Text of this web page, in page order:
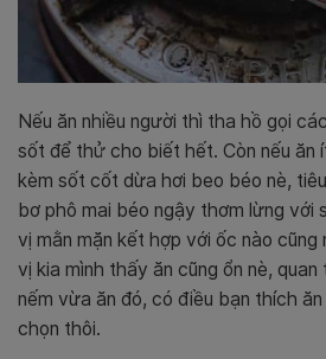
Nếu ăn nhiều người thì tha hồ gọi
sốt để thử cho biết hết. Còn nếu ăn
kèm sốt cốt dừa hơi beo béo nè,
bơ phô mai béo ngậy thơm lừng với
vị mằn mặn kết hợp với ốc nào cũng
vị kia mình thấy ăn cũng ổn nè, quan
nếm vừa ăn đó, có điều bạn thích
chọn thôi.